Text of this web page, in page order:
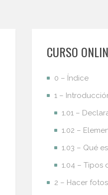
CURSO
0 – Índice
1 –
1.01 –
1.02 –
1.03 – Qué
1.04 – Tipos
2 – Hacer fotos